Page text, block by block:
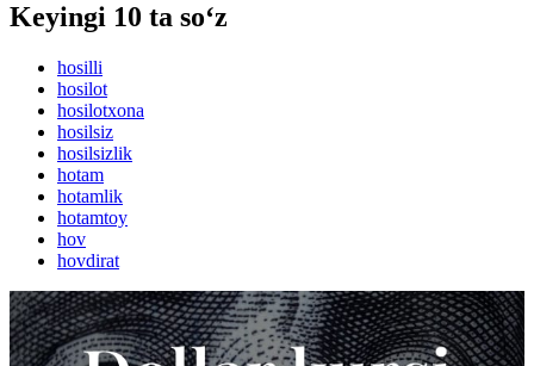
Keyingi 10 ta so‘z
hosilli
hosilot
hosilotxona
hosilsiz
hosilsizlik
hotam
hotamlik
hotamtoy
hov
hovdirat